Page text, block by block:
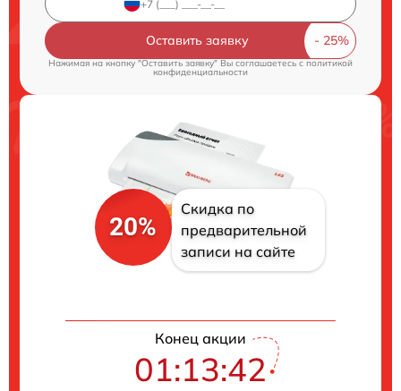
Оставить заявку
Нажимая на кнопку "Оставить заявку" Вы соглашаетесь c политикой
конфиденциальности
20%
Скидка по
предварительной
записи на сайте
Конец акции
01:13:42